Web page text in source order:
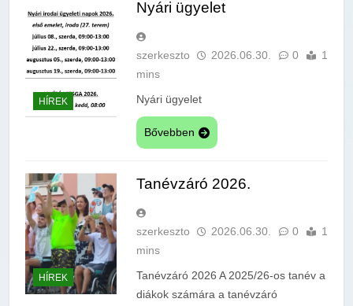
HÍREK
Nyári ügyelet
szerkeszto 2026.06.30. 0
1
mins
Nyári ügyelet
Bővebben
HÍREK
Tanévzáró 2026.
szerkeszto 2026.06.30. 0
1
mins
Tanévzáró 2026 A 2025/26-os tanév a
diákok számára a tanévzáró